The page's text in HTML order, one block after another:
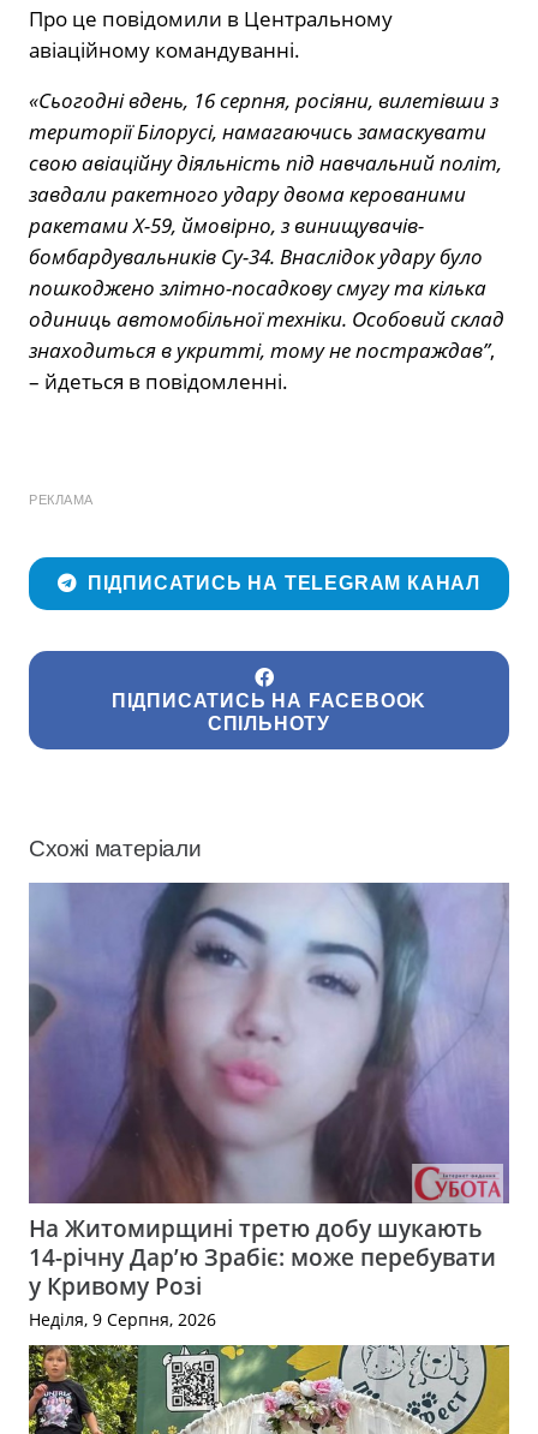
Про це повідомили в Центральному
авіаційному командуванні.
«Сьогодні вдень, 16 серпня, росіяни, вилетівши з
території Білорусі, намагаючись замаскувати
свою авіаційну діяльність під навчальний політ,
завдали ракетного удару двома керованими
ракетами Х-59, ймовірно, з винищувачів-
бомбардувальників Су-34. Внаслідок удару було
пошкоджено злітно-посадкову смугу та кілька
одиниць автомобільної техніки. Особовий склад
знаходиться в укритті, тому не постраждав”,
– йдеться в повідомленні.
РЕКЛАМА
ПІДПИСАТИСЬ НА TELEGRAM КАНАЛ
ПІДПИСАТИСЬ НА FACEBOOK
СПІЛЬНОТУ
Схожі матеріали
На Житомирщині третю добу шукають
14-річну Дар’ю Зрабіє: може перебувати
у Кривому Розі
Неділя, 9 Серпня, 2026